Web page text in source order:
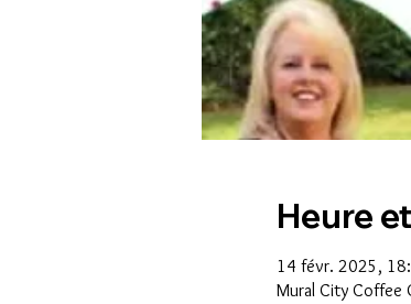
Heure
14 févr. 2025,
Mural City Coffee